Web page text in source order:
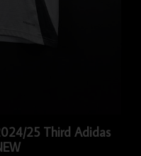
25 Third Adidas